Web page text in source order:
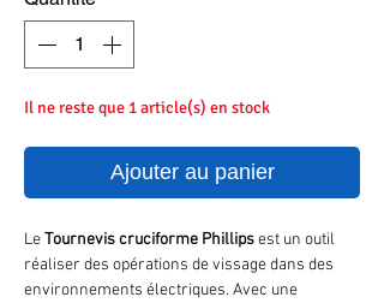
Il ne reste que 1 article(s) en stock
Ajouter au panier
LeTourneviscruciforme Phillipsest un outil
réaliser des opérations de vissage dans des
environnements électriques. Avec une